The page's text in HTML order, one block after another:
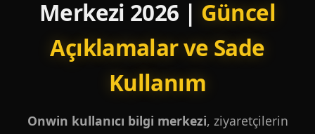
Merkezi 2026 | Güncel
Açıklamalar ve Sade
Kullanım
Onwin kullanıcı bilgi merkezi, ziyaretçilerin